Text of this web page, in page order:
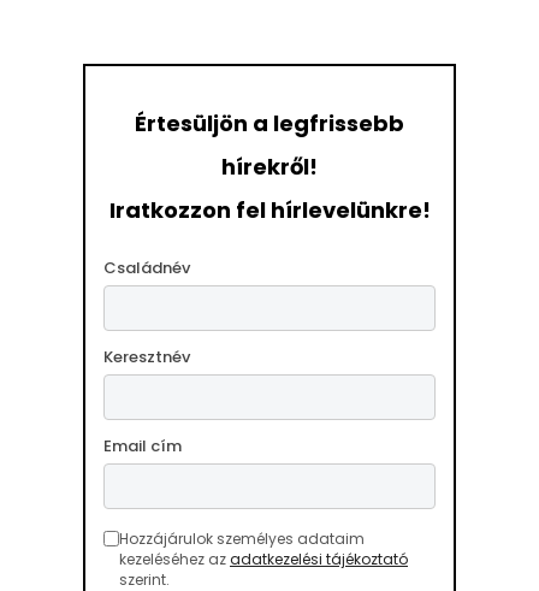
Értesüljön a legfrissebb
hírekről!
Iratkozzon fel hírlevelünkre!
Családnév
Keresztnév
Email cím
Hozzájárulok személyes adataim
kezeléséhez azadatkezelési tájékoztató
szerint.